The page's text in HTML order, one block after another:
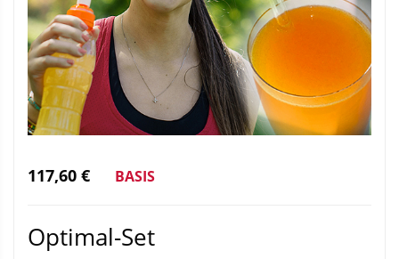
117,60 € BASIS
Optimal-Set